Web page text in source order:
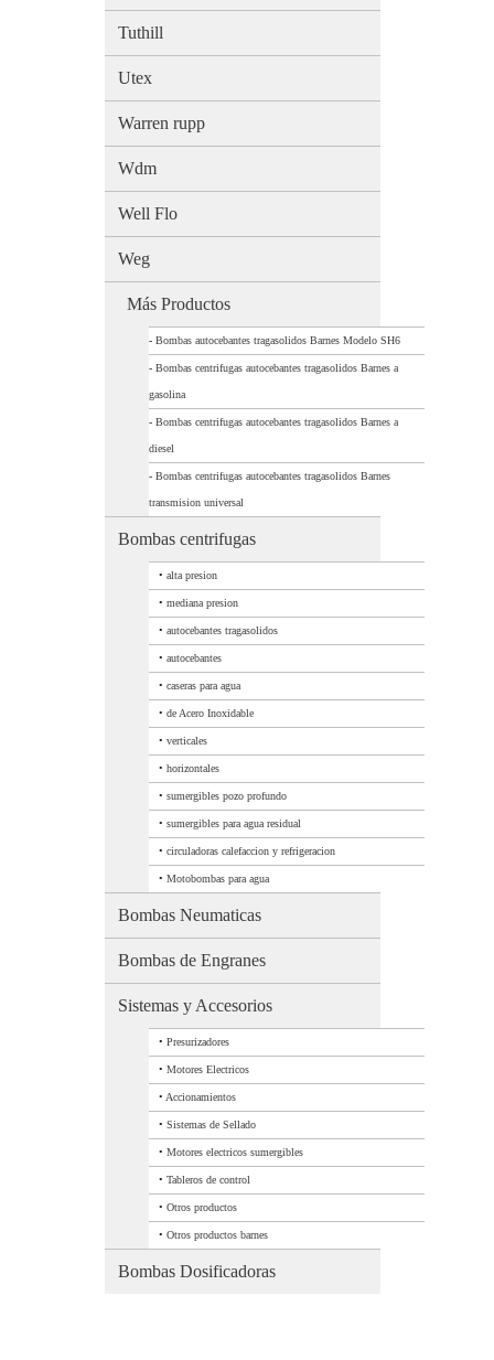
Tuthill
Utex
Warren rupp
Wdm
Well Flo
Weg
Más Productos
- Bombas autocebantes tragasolidos Barnes Modelo SH6
- Bombas centrifugas autocebantes tragasolidos Barnes a
gasolina
- Bombas centrifugas autocebantes tragasolidos Barnes a
diesel
- Bombas centrifugas autocebantes tragasolidos Barnes
transmision universal
Bombas centrifugas
• alta presion
• mediana presion
• autocebantes tragasolidos
• autocebantes
• caseras para agua
• de Acero Inoxidable
• verticales
• horizontales
• sumergibles pozo profundo
• sumergibles para agua residual
• circuladoras calefaccion y refrigeracion
• Motobombas para agua
Bombas Neumaticas
Bombas de Engranes
Sistemas y Accesorios
• Presurizadores
• Motores Electricos
• Accionamientos
• Sistemas de Sellado
• Motores electricos sumergibles
• Tableros de control
• Otros productos
• Otros productos barnes
Bombas Dosificadoras